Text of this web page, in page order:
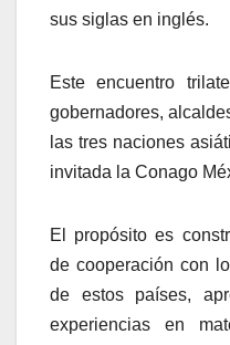
sus siglas en inglés.
Este encuentro
gobernadores,
las tres naciones
invitada la Conago
El propósito es
de cooperación con
de estos países,
experiencias en